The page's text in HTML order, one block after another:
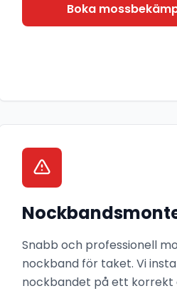
Boka
Snabb och professionell
nockband för taket. Vi
nockbandet på ett korrekt